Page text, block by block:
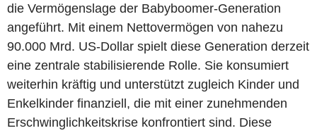
die Vermögenslage der Babyboomer-Generation
angeführt. Mit einem Nettovermögen von nahezu
90.000 Mrd. US-Dollar spielt diese Generation derzeit
eine zentrale stabilisierende Rolle. Sie konsumiert
weiterhin kräftig und unterstützt zugleich Kinder und
Enkelkinder finanziell, die mit einer zunehmenden
Erschwinglichkeitskrise konfrontiert sind. Diese